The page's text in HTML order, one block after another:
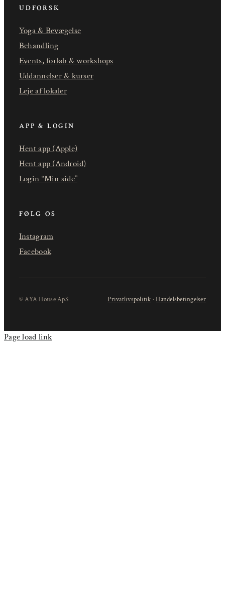
UDFORSK
Yoga & Bevægelse
Behandling
Events, forløb & workshops
Uddannelser & kurser
Leje af lokaler
APP & LOGIN
Hent app (Apple)
Hent app (Android)
Login “Min side”
FØLG OS
Instagram
Facebook
© AYA House ApS Privatlivspolitik ·Handelsbetingelser
Page load link